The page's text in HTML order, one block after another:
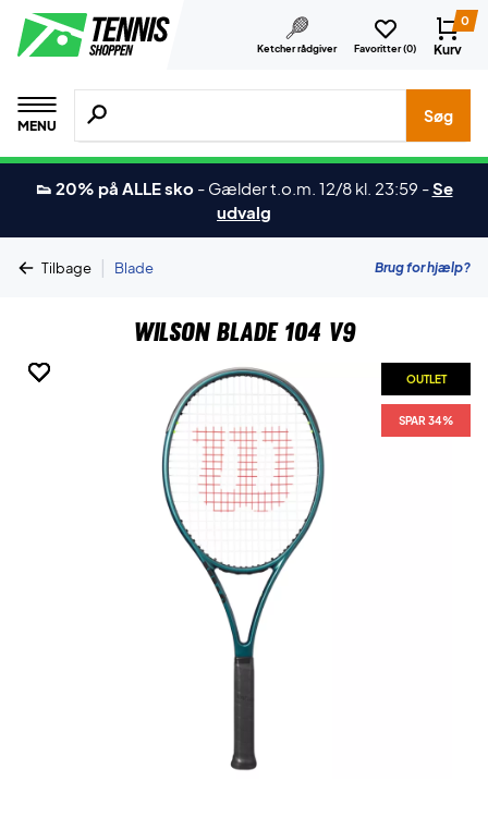
Ketcher rådgiver Favoritter (0)
0
Kurv
MENU
Søg efter produkter, mærker etc.
Søg
👟 20% på ALLE sko - Gælder t.o.m. 12/8 kl. 23:59 -Se
udvalg
Tilbage | Blade Brug for hjælp?
Wilson Blade 104 V9
OUTLET
SPAR 34%
OUTLET
SPAR 34%
OUTLET
SPAR 34%
OUTLET
SPAR 34%
OUTLET
SPAR 34%
OUTLET
SPAR 34%